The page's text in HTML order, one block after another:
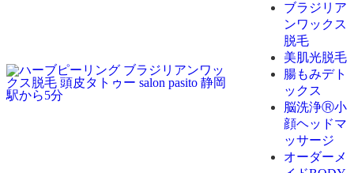
ブラジリア
ンワックス
脱毛
美肌光脱毛
腸もみデト
ックス
脳洗浄Ⓡ小
顔ヘッドマ
ッサージ
オーダーメ